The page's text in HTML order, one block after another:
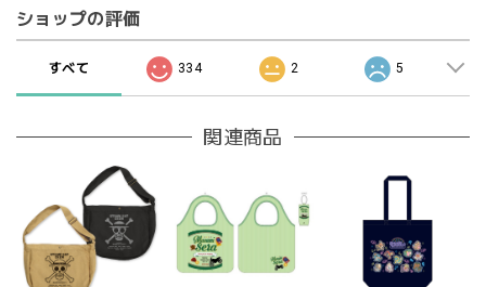
ショップの評価
すべて 334 2 5
関連商品